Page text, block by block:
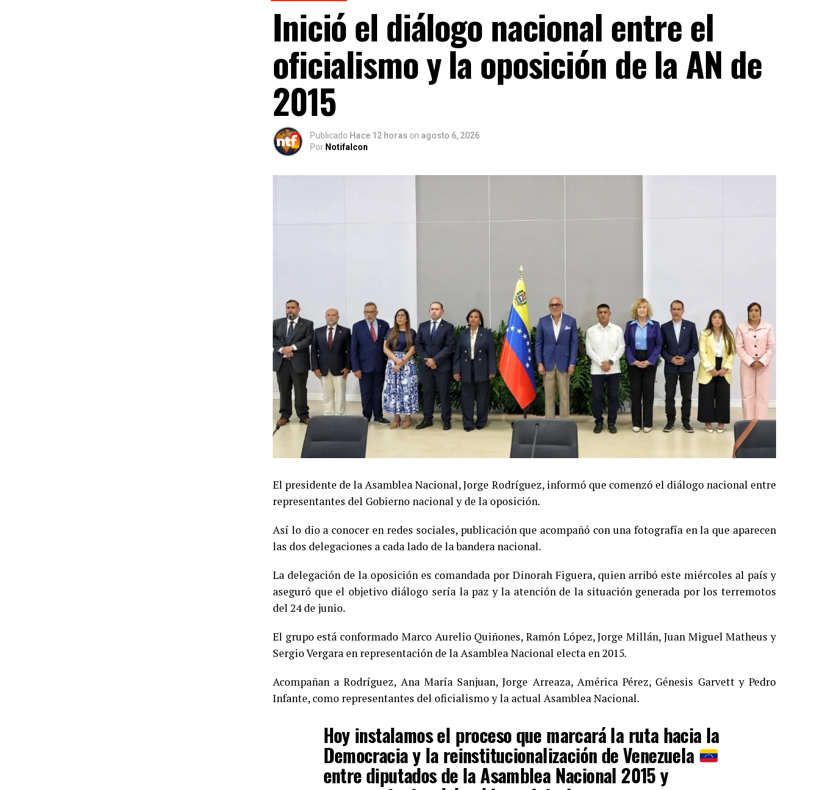
Inició el diálogo nacional entre el
oficialismo y la oposición de la AN de
2015
Publicado Hace 12 horas on agosto 6, 2026
Por Notifalcon
El presidente de la Asamblea Nacional, Jorge Rodríguez, informó que comenzó el diálogo nacional entre
representantes del Gobierno nacional y de la oposición.
Así lo dio a conocer en redes sociales, publicación que acompañó con una fotografía en la que aparecen
las dos delegaciones a cada lado de la bandera nacional.
La delegación de la oposición es comandada por Dinorah Figuera, quien arribó este miércoles al país y
aseguró que el objetivo diálogo sería la paz y la atención de la situación generada por los terremotos
del 24 de junio.
El grupo está conformado Marco Aurelio Quiñones, Ramón López, Jorge Millán, Juan Miguel Matheus y
Sergio Vergara en representación de la Asamblea Nacional electa en 2015.
Acompañan a Rodríguez, Ana María Sanjuan, Jorge Arreaza, América Pérez, Génesis Garvett y Pedro
Infante, como representantes del oficialismo y la actual Asamblea Nacional.
Hoy instalamos el proceso que marcará la ruta hacia la
Democracia y la reinstitucionalización de Venezuela
entre diputados de la Asamblea Nacional 2015 y